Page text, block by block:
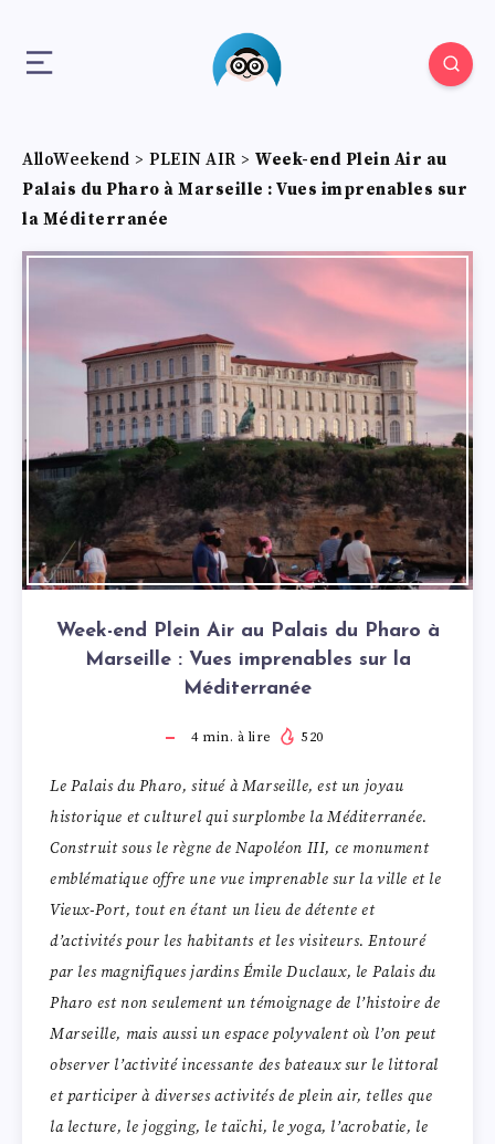
AlloWeekend > PLEIN AIR > Week-end Plein Air au
Palais du Pharo à Marseille : Vues imprenables sur
la Méditerranée
Week-end Plein Air au Palais du Pharo à
Marseille : Vues imprenables sur la
Méditerranée
4min. à lire 520
Le Palais du Pharo, situé à Marseille, est un joyau
historique et culturel qui surplombe la Méditerranée.
Construit sous le règne de Napoléon III, ce monument
emblématique offre une vue imprenable sur la ville et le
Vieux-Port, tout en étant un lieu de détente et
d’activités pour les habitants et les visiteurs. Entouré
par les magnifiques jardins Émile Duclaux, le Palais du
Pharo est non seulement un témoignage de l’histoire de
Marseille, mais aussi un espace polyvalent où l’on peut
observer l’activité incessante des bateaux sur le littoral
et participer à diverses activités de plein air, telles que
la lecture, le jogging, le taïchi, le yoga, l’acrobatie, le